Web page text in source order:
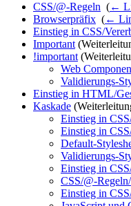
CSS/@-Regeln (←
Browserpräfix (←
Einstieg in CSS/
Important
!important
Web
Validierungs-
Einstieg in HTML/
Kaskade
Einstieg in
Einstieg in
Default-
Validierungs-
Einstieg in
CSS/@-
Einstieg in